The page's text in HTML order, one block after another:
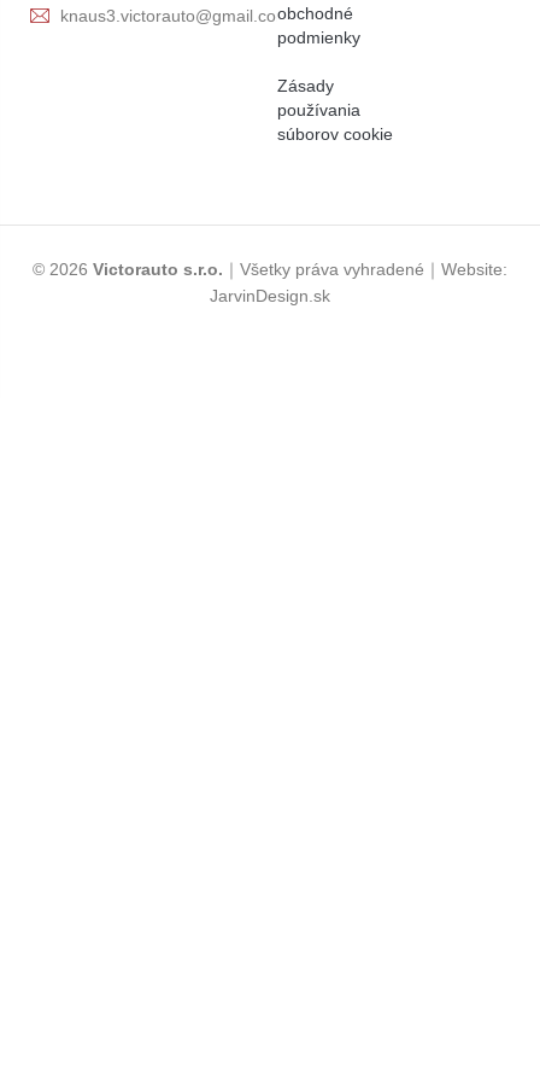
knaus3.victorauto@gmail.comobchodné
podmienky
Zásady
používania
súborov cookie
© 2026 Victorauto s.r.o. ｜Všetky práva vyhradené｜Website:
JarvinDesign.sk